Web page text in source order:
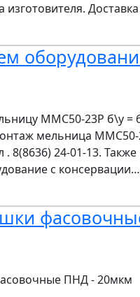
изготовителя.
ММС50-23Р б\у =
мельница ММС50-
. 8(8636) 24-01-13.
с консервации…
ПНД - 20мкм